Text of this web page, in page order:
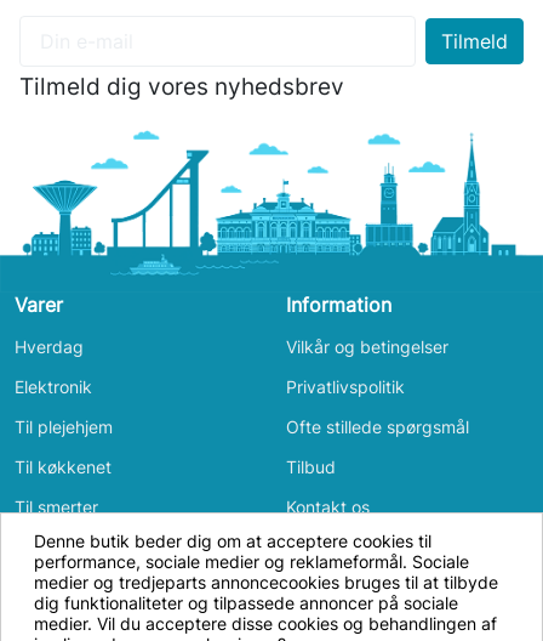
Tilmeld dig vores nyhedsbrev
Varer
Hverdag
Elektronik
Til plejehjem
Til køkkenet
Til smerter
Til badeværelset
Bevægelse
Til soveværelset
Information
Vilkår og betingelser
Privatlivspolitik
Ofte stillede spørgsmål
Tilbud
Kontakt os
Log ind
Vi bruger cookies og annonceidentifikatorer
for at få hjemmesiden til at fungere, til
analyse samt til personligt tilpasset og ikke-
Denne butik beder dig om at acceptere cookies til
performance, sociale medier og reklameformål. Sociale
medier og tredjeparts annoncecookies bruges til at tilbyde
dig funktionaliteter og tilpassede annoncer på sociale
medier. Vil du acceptere disse cookies og behandlingen af